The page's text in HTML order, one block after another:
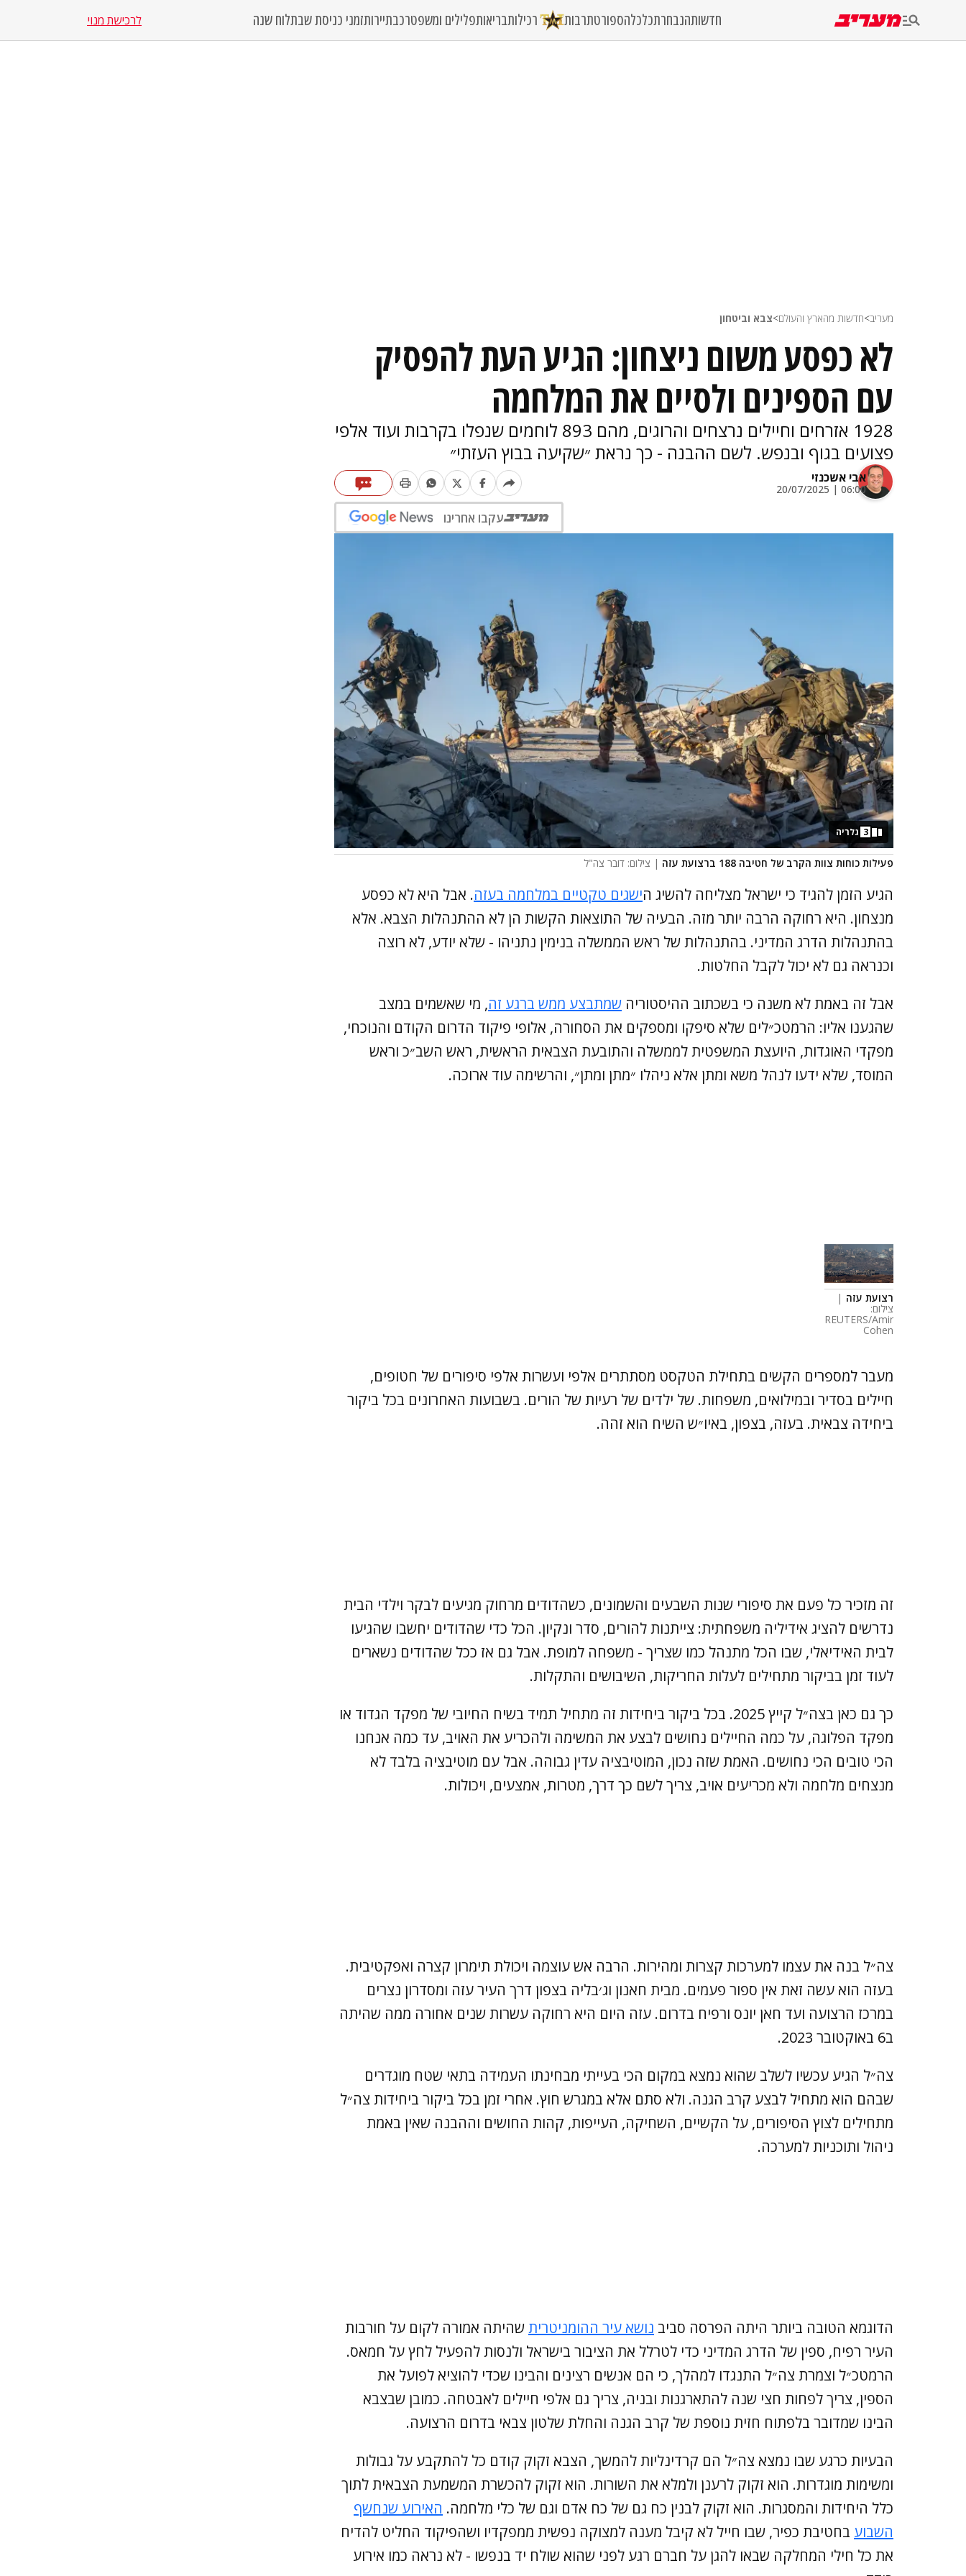
חדשותהנבחרתכלכלהספורטתרבות רכילותבריאותפלילים ומשפטרכבתיירותזמני כניסת שבתלוח שנה לרכישת מנוי
מעריב>חדשות מהארץ והעולם>צבא וביטחון
לא כפסע משום ניצחון: הגיע העת להפסיק
עם הספינים ולסיים את המלחמה
1928 אזרחים וחיילים נרצחים והרוגים, מהם 893 לוחמים שנפלו בקרבות ועוד אלפי
פצועים בגוף ובנפש. לשם ההבנה - כך נראת ״שקיעה בבוץ העזתי״
אבי אשכנזי
06:00 | 20/07/2025
עקבו אחרינו
פעילות כוחות צוות הקרב של חטיבה 188 ברצועת עזה | צילום: דובר צה"ל
3 גלריה
הגיע הזמן להגיד כי ישראל מצליחה להשיג הישגים טקטיים במלחמה בעזה. אבל היא לא כפסע
מנצחון. היא רחוקה הרבה יותר מזה. הבעיה של התוצאות הקשות הן לא ההתנהלות הצבא. אלא
בהתנהלות הדרג המדיני. בהתנהלות של ראש הממשלה בנימין נתניהו - שלא יודע, לא רוצה
וכנראה גם לא יכול לקבל החלטות.
אבל זה באמת לא משנה כי בשכתוב ההיסטוריה שמתבצע ממש ברגע זה, מי שאשמים במצב
שהגענו אליו: הרמטכ״לים שלא סיפקו ומספקים את הסחורה, אלופי פיקוד הדרום הקודם והנוכחי,
מפקדי האוגדות, היועצת המשפטית לממשלה והתובעת הצבאית הראשית, ראש השב״כ וראש
המוסד, שלא ידעו לנהל משא ומתן אלא ניהלו ״מתן ומתן״, והרשימה עוד ארוכה.
רצועת עזה |
צילום:
REUTERS/Amir
Cohen
מעבר למספרים הקשים בתחילת הטקסט מסתתרים אלפי ועשרות אלפי סיפורים של חטופים,
חיילים בסדיר ובמילואים, משפחות. של ילדים של רעיות של הורים. בשבועות האחרונים בכל ביקור
ביחידה צבאית. בעזה, בצפון, באיו״ש השיח הוא זהה.
זה מזכיר כל פעם את סיפורי שנות השבעים והשמונים, כשהדודים מרחוק מגיעים לבקר וילדי הבית
נדרשים להציג אידיליה משפחתית: צייתנות להורים, סדר ונקיון. הכל כדי שהדודים יחשבו שהגיעו
לבית האידיאלי, שבו הכל מתנהל כמו שצריך - משפחה למופת. אבל גם אז ככל שהדודים נשארים
לעוד זמן בביקור מתחילים לעלות החריקות, השיבושים והתקלות.
כך גם כאן בצה״ל קייץ 2025. בכל ביקור ביחידות זה מתחיל תמיד בשיח החיובי של מפקד הגדוד או
מפקד הפלוגה, על כמה החיילים נחושים לבצע את המשימה ולהכריע את האויב, עד כמה אנחנו
הכי טובים הכי נחושים. האמת שזה נכון, המוטיבציה עדין גבוהה. אבל עם מוטיבציה בלבד לא
מנצחים מלחמה ולא מכריעים אויב, צריך לשם כך דרך, מטרות, אמצעים, ויכולות.
צה״ל בנה את עצמו למערכות קצרות ומהירות. הרבה אש עוצמה ויכולת תימרון קצרה ואפקטיבית.
בעזה הוא עשה זאת אין ספור פעמים. מבית חאנון וג׳בליה בצפון דרך העיר עזה ומסדרון נצרים
במרכז הרצועה ועד חאן יונס ורפיח בדרום. עזה היום היא רחוקה עשרות שנים אחורה ממה שהיתה
ב6 באוקטובר 2023.
צה״ל הגיע עכשיו לשלב שהוא נמצא במקום הכי בעייתי מבחינתו העמידה בתאי שטח מוגדרים
שבהם הוא מתחיל לבצע קרב הגנה. ולא סתם אלא במגרש חוץ. אחרי זמן בכל ביקור ביחידות צה״ל
מתחילים לצוץ הסיפורים, על הקשיים, השחיקה, העייפות, קהות החושים וההבנה שאין באמת
ניהול ותוכניות למערכה.
הדוגמא הטובה ביותר היתה הפרסה סביב נושא עיר ההומניטריתשהיתה אמורה לקום על חורבות
העיר רפיח, ספין של הדרג המדיני כדי לטרלל את הציבור בישראל ולנסות להפעיל לחץ על חמאס.
הרמטכ״ל וצמרת צה״ל התנגדו למהלך, כי הם אנשים רצינים והבינו שכדי להוציא לפועל את
הספין, צריך לפחות חצי שנה להתארגנות ובניה, צריך גם אלפי חיילים לאבטחה. כמובן שבצבא
הבינו שמדובר בלפתוח חזית נוספת של קרב הגנה והחלת שלטון צבאי בדרום הרצועה.
הבעיות כרגע שבו נמצא צה״ל הם קרדינליות להמשך, הצבא זקוק קודם כל להתקבע על גבולות
ומשימות מוגדרות. הוא זקוק לרענן ולמלא את השורות. הוא זקוק להכשרת המשמעת הצבאית לתוך
כלל היחידות והמסגרות. הוא זקוק לבנין כח גם של כח אדם וגם של כלי מלחמה. האירוע שנחשף
השבוע בחטיבת כפיר, שבו חייל לא קיבל מענה למצוקה נפשית ממפקדיו ושהפיקוד החליט להדיח
את כל חילי המחלקה שבאו להגן על חברם רגע לפני שהוא שולח יד בנפשו - לא נראה כמו אירוע